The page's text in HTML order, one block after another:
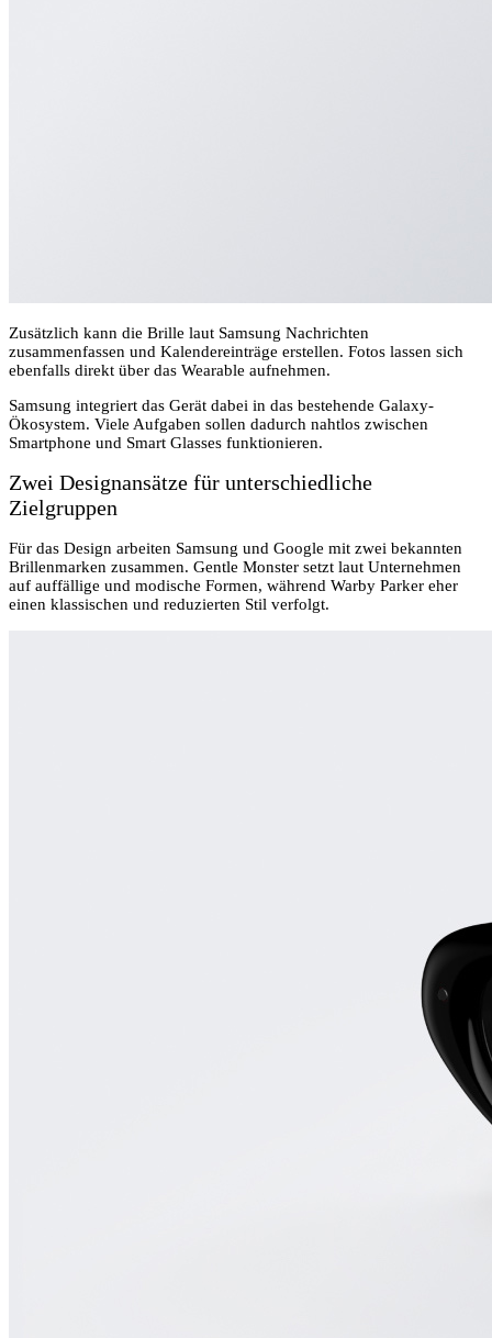
Zusätzlich kann die Brille laut Samsung Nachrichten
zusammenfassen und Kalendereinträge erstellen. Fotos lassen sich
ebenfalls direkt über das Wearable aufnehmen.
Samsung integriert das Gerät dabei in das bestehende Galaxy-
Ökosystem. Viele Aufgaben sollen dadurch nahtlos zwischen
Smartphone und Smart Glasses funktionieren.
Zwei Designansätze für unterschiedliche
Zielgruppen
Für das Design arbeiten Samsung und Google mit zwei bekannten
Brillenmarken zusammen. Gentle Monster setzt laut Unternehmen
auf auffällige und modische Formen, während Warby Parker eher
einen klassischen und reduzierten Stil verfolgt.